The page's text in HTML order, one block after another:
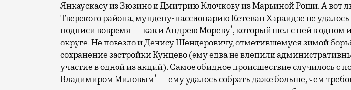
Янкаускасу из Зюзино и Дмитрию Клочкову из Марьиной Рощи. А вот
Тверского района, мундепу-пассионарию Кетеван Хараидзе не удалось
подписи вовремя — как и Андрею Мореву*, который шел с ней в одном
округе. Не повезло и Денису Шендеровичу, отметившемуся зимой
сохранение застройки Кунцево (ему едва не влепили
участие в одной из акций). Самое обидное происшествие случилось с
Владимиром Миловым* — ему удалось собрать даже больше, чем